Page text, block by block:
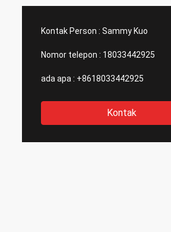
Kontak Person : Sammy Kuo
Nomor telepon : 18033442925
ada apa : +8618033442925
Kontak